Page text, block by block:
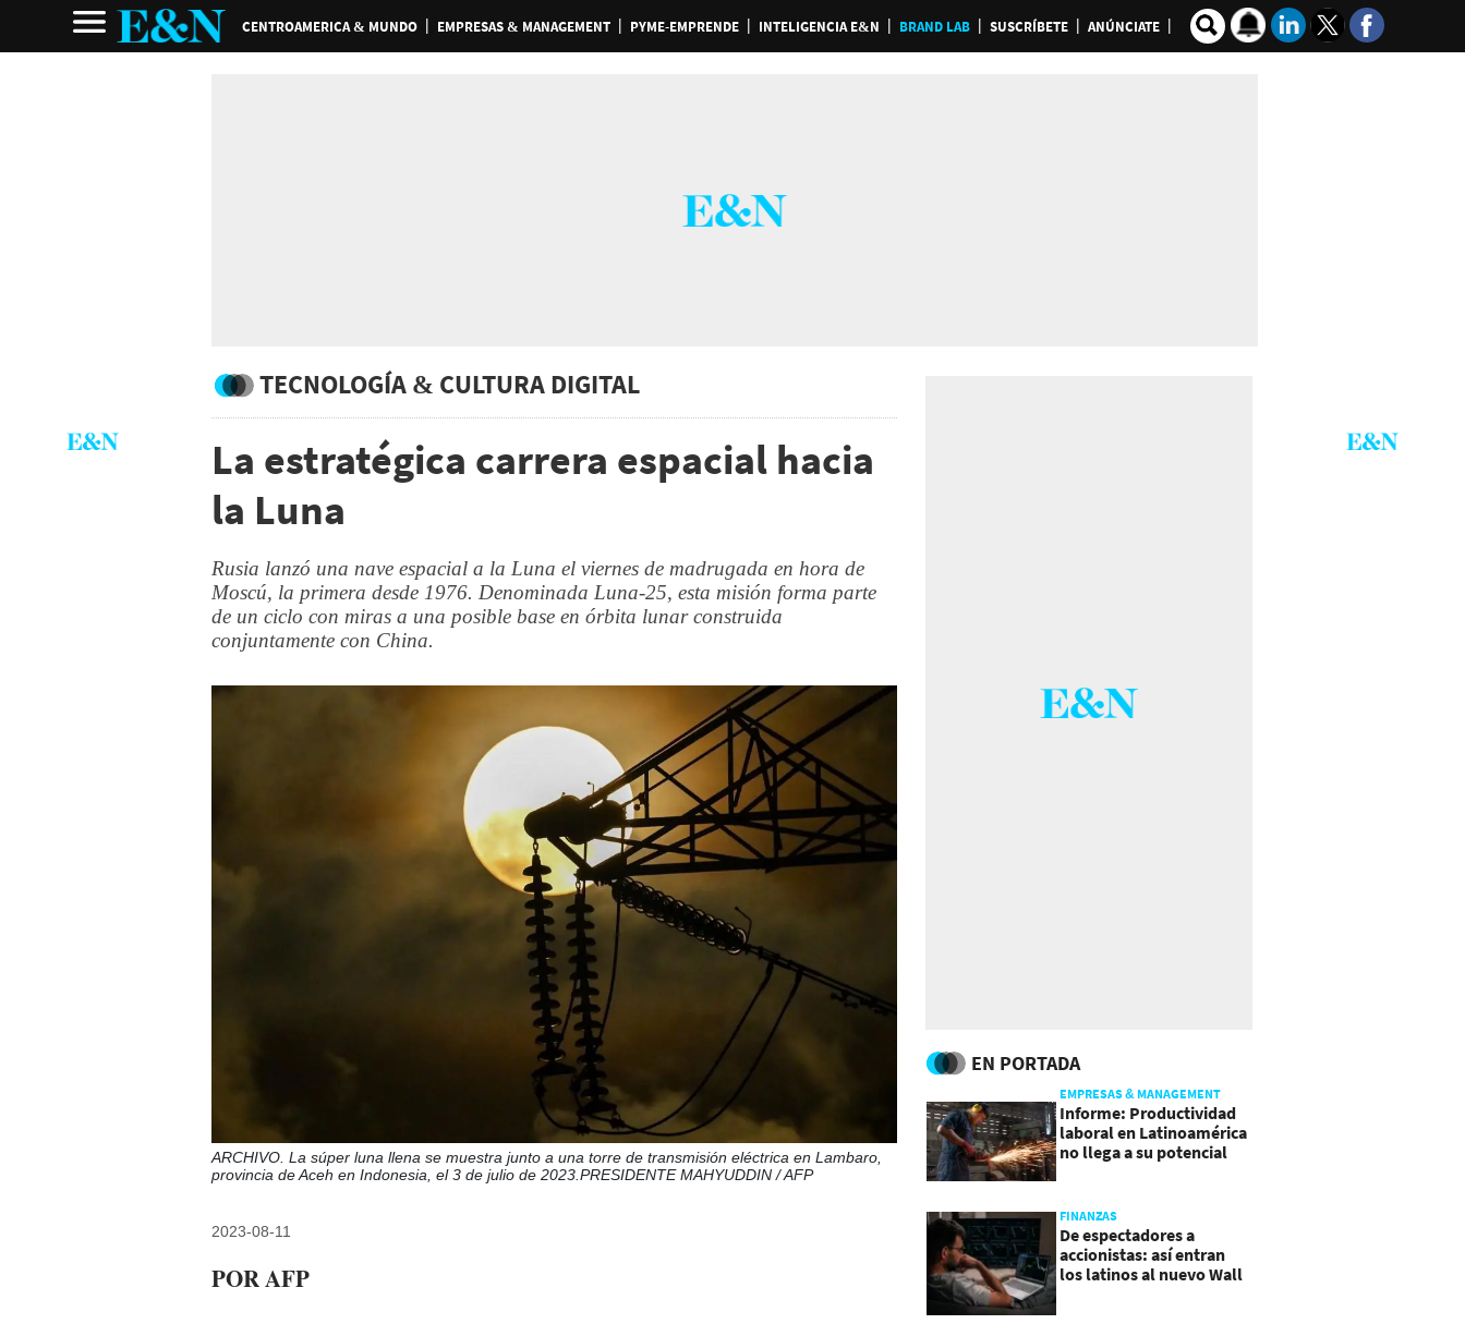
CENTROAMERICA & MUNDO EMPRESAS & MANAGEMENT PYME-EMPRENDE INTELIGENCIA E&N BRAND LAB SUSCRÍBETE ANÚNCIATE
TECNOLOGÍA & CULTURA DIGITAL
La estratégica carrera espacial hacia
la Luna
Rusia lanzó una nave espacial a la Luna el viernes de madrugada en hora de
Moscú, la primera desde 1976. Denominada Luna-25, esta misión forma parte
de un ciclo con miras a una posible base en órbita lunar construida
conjuntamente con China.
ARCHIVO. La súper luna llena se muestra junto a una torre de transmisión eléctrica en Lambaro,
provincia de Aceh en Indonesia, el 3 de julio de 2023.PRESIDENTE MAHYUDDIN / AFP
2023-08-11
POR AFP
EN PORTADA
EMPRESAS & MANAGEMENT
Informe: Productividad
laboral en Latinoamérica
no llega a su potencial
FINANZAS
De espectadores a
accionistas: así entran
los latinos al nuevo Wall